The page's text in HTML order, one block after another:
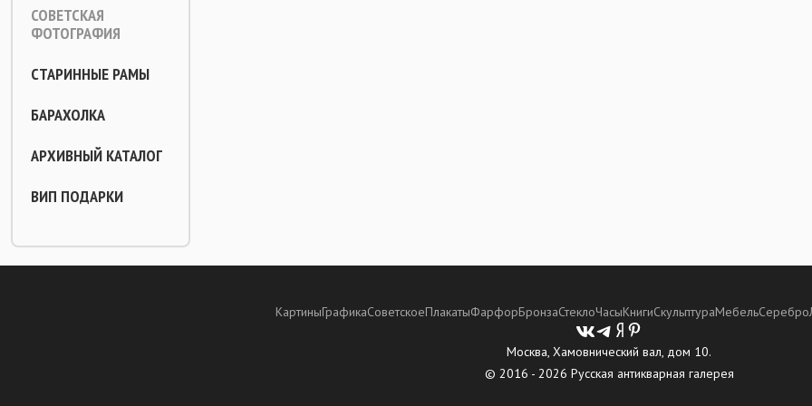
СОВЕТСКАЯ
ФОТОГРАФИЯ
СТАРИННЫЕ РАМЫ
БАРАХОЛКА
АРХИВНЫЙ КАТАЛОГ
ВИП ПОДАРКИ
КартиныГрафикаСоветскоеПлакатыФарфорБронзаСтеклоЧасыКнигиСкульптураМебельСеребро
Москва, Хамовнический вал, дом 10.
© 2016 - 2026 Русская антикварная галерея